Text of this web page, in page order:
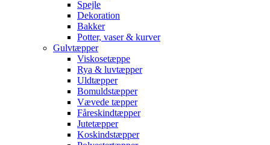
Spejle
Dekoration
Bakker
Potter, vaser & kurver
Gulvtæpper
Viskosetæppe
Rya & luvtæpper
Uldtæpper
Bomuldstæpper
Vævede tæpper
Fåreskindtæpper
Jutetæpper
Koskindstæpper